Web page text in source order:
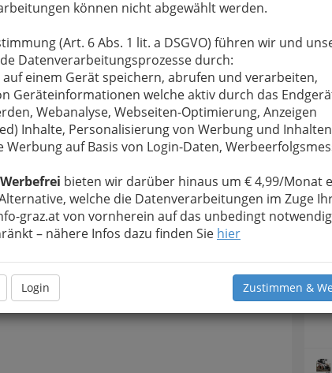
können nicht abgewählt werden.
(Art. 6 Abs. 1 lit. a DSGVO) führen wir und
Datenverarbeitungsprozesse durch:
einem Gerät speichern, abrufen und verarbeiten,
Geräteinformationen welche aktiv durch das
Webanalyse, Webseiten-Optimierung, Anzeigen
Inhalte, Personalisierung von Werbung und
Werbung auf Basis von Login-Daten,
bieten wir darüber hinaus um € 4,99/Monat
welche die Datenverarbeitungen im Zuge
graz.at von vornherein auf das unbedingt
– nähere Infos dazu finden Sie hier
Login Zustimmen &